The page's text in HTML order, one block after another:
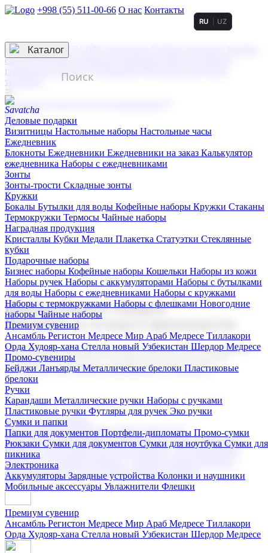
+998 (55) 511-00-66 О нас Контакты
3D гравировка
смолой (Doming)
гравировка твердая
тиснение
RU UZ
☰
Контакты
Каталог
Деловые подарки
Визитницы Настольные наборы Настольные часы
Ежедневник
Блокноты Ежедневники Ежедневники на заказ Калькулятор
ежедневника Наборы с ежедневниками
Зонты
Зонты-трости Складные зонты
Кружки
Бокалы Бутылки для воды Кофейные наборы Кружки Стаканы
Термокружки Термосы Чайные наборы
Наградная продукция
Kристаллы Кубки Медали Плакетка Статуэтки Стеклянные
кубки
Подарочные наборы
Бизнес наборы Кофейные наборы Кошельки Наборы из кожи
Наборы ручек Наборы с аккумуляторами Наборы с бутылками
для воды Наборы с ежедневниками Наборы с кружками
Наборы с термокружками Наборы с флешками Новогодние
наборы Чайные наборы
Премиум сувенир
Ансамбль Регистон Медресе Мир Араб Медресе Тиллакори
Орда Худояр-хана Стелла новый Узбекистан Шердор Медресе
Промо-сувениры
Бейджи Ланъярды Металлические брелоки Пластиковые
брелоки
Ручки
Карандаши Металлические ручки Наборы с ручками
Пластиковые ручки Футляры для ручек Эко ручки
Сумки и папки
Папки для документов Портфели-дипломаты Промо-сумки
Рюкзаки Сумки для документов Сумки для ноутбука Сумки для
пикника
Электроника
Аккумуляторы Зарядные устройства Колонки и наушники
Мобильные аксессуары Увлажнители Флешки
Корпоративные подарки
Поставка со склада и производство
Мы предлагаем широкий выбор корпоративных подарков и
сувениров с логотипом. В нашем каталоге вы найдете
продукцию для бизнеса, мероприятия и клиентов.
Подарочные наборы
Бизнес наборыКофейные наборы Кошельки
Наборы из кожиНаборы ручекНаборы с аккумуляторами
Наборы с бутылками для воды
Наборы с ежедневниками
Наборы с кружками
флешкамиНовогодние наборыЧайные наборы
Премиум сувенир
Ансамбль Регистон Медресе Мир Араб Медресе Тиллакори
Орда Худояр-хана Стелла новый Узбекистан Шердор Медресе